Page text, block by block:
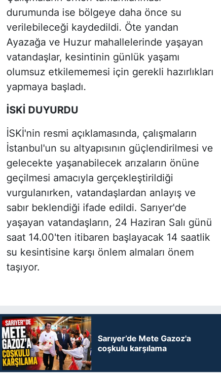
durumunda ise bölgeye daha önce su
verilebileceği kaydedildi. Öte yandan
Ayazağa ve Huzur mahallelerinde yaşayan
vatandaşlar, kesintinin günlük yaşamı
olumsuz etkilememesi için gerekli hazırlıkları
yapmaya başladı.
İSKİ DUYURDU
İSKİ'nin resmi açıklamasında, çalışmaların
İstanbul'un su altyapısının güçlendirilmesi ve
gelecekte yaşanabilecek arızaların önüne
geçilmesi amacıyla gerçekleştirildiği
vurgulanırken, vatandaşlardan anlayış ve
sabır beklendiği ifade edildi. Sarıyer'de
yaşayan vatandaşların, 24 Haziran Salı günü
saat 14.00'ten itibaren başlayacak 14 saatlik
su kesintisine karşı önlem almaları önem
taşıyor.
Sarıyer’de Mete Gazoz'a
coşkulu karşılama